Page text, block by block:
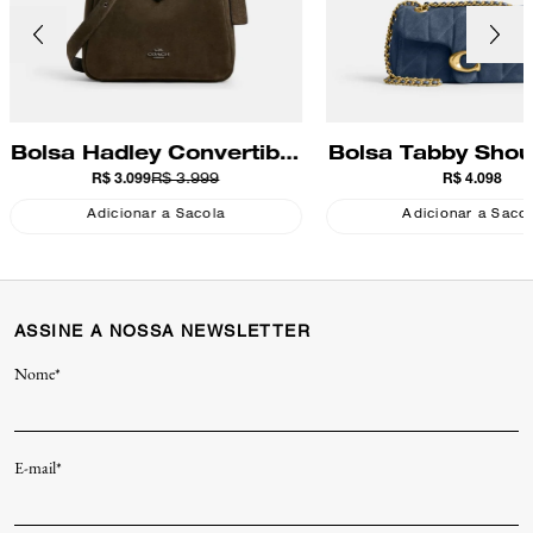
Bolsa Hadley Convertible
Crossbody Suede Coach
R$ 3.999
R$ 3.099
Adicionar a Sacola
Bolsa Tabby
Suede Quilting
R$ 4.098
Adicionar a
ASSINE A NOSSA NEWSLETTER
Nome*
E-mail*